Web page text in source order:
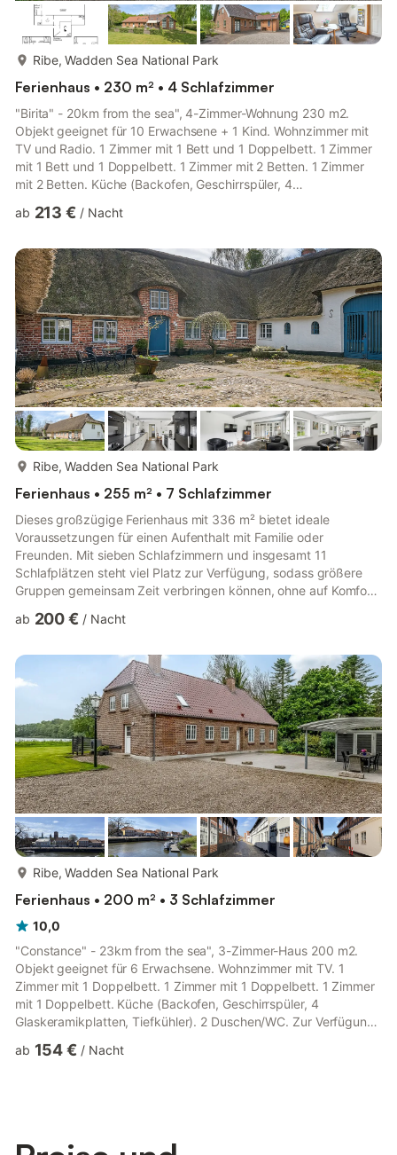
Ribe, Wadden Sea National Park
Ferienhaus • 230 m² • 4 Schlafzimmer
"Birita" - 20km from the sea", 4-Zimmer-Wohnung 230 m2.
Objekt geeignet für 10 Erwachsene + 1 Kind. Wohnzimmer mit
TV und Radio. 1 Zimmer mit 1 Bett und 1 Doppelbett. 1 Zimmer
mit 1 Bett und 1 Doppelbett. 1 Zimmer mit 2 Betten. 1 Zimmer
mit 2 Betten. Küche (Backofen, Geschirrspüler, 4
Whirlbadewanne. Zur Verfügung: Kinderhochstuhl, Babybett.
Maximal 3 Haustiere/Hunde erlaubt. 5062089
ab 213 € / Nacht
Ribe, Wadden Sea National Park
Ferienhaus • 255 m² • 7 Schlafzimmer
Dieses großzügige Ferienhaus mit 336 m² bietet ideale
Voraussetzungen für einen Aufenthalt mit Familie oder
Freunden. Mit sieben Schlafzimmern und insgesamt 11
Schlafplätzen steht viel Platz zur Verfügung, sodass größere
Gruppen gemeinsam Zeit verbringen können, ohne auf Komfort
darauf ausgelegt, sowohl gemeinschaftliche Aktivitäten als
Wohnbereiche laden zu gemeinsamen Mahlzeiten, Gesprächen
und Entspannung ein. Gleichzeitig bieten die separaten
Schlafzimmer Rückzugsmöglichkeiten, w...
ab 200 € / Nacht
Ribe, Wadden Sea National Park
Ferienhaus • 200 m² • 3 Schlafzimmer
10,0
"Constance" - 23km from the sea", 3-Zimmer-Haus 200 m2.
Objekt geeignet für 6 Erwachsene. Wohnzimmer mit TV. 1
Zimmer mit 1 Doppelbett. 1 Zimmer mit 1 Doppelbett. 1 Zimmer
mit 1 Doppelbett. Küche (Backofen, Geschirrspüler, 4
Glaskeramikplatten, Tiefkühler). 2 Duschen/WC. Zur Verfügung:
Buchungen sind nur zu touristischen Zwecken erlaubt.
ab 154 € / Nacht